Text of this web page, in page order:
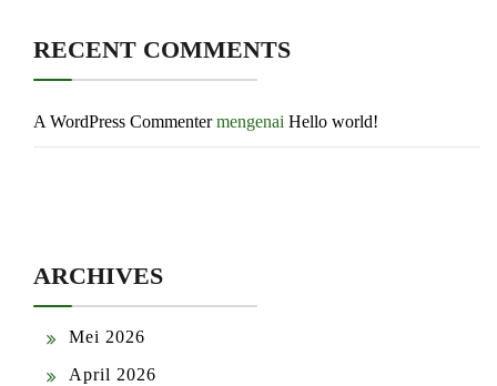
RECENT COMMENTS
A WordPress Commentermengenai Hello world!
ARCHIVES
Mei 2026
April 2026